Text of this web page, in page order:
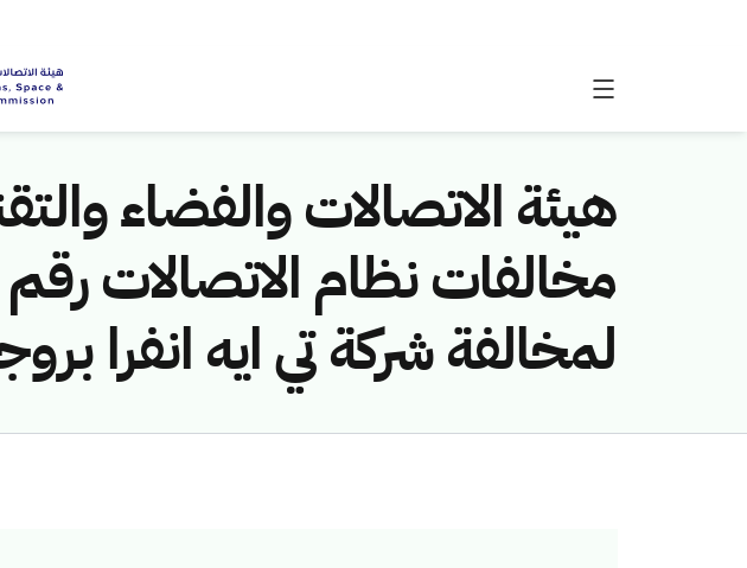
هيئة الاتصالات والفضاء
لمخالفة شركة تي ايه انفرا